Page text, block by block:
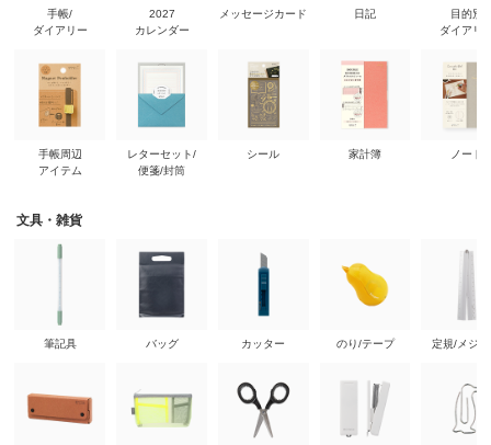
手帳/
ダイアリー
手帳周辺
アイテム
2027
カレンダー
レターセット/
便箋/封筒
メッセージカード
シール
日記
家計簿
目的別
ダイアリ
ノート
文具・雑貨
筆記具 バッグ カッター のり/テープ 定規/メジ